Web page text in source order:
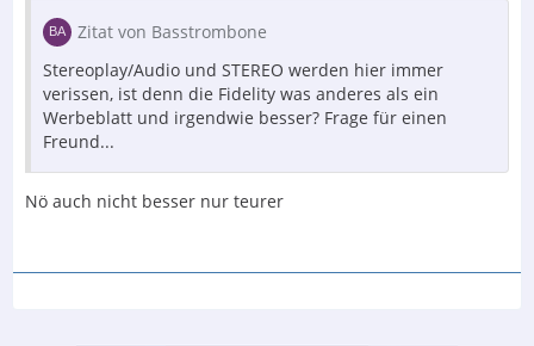
Zitat von Basstrombone
Stereoplay/Audio und STEREO werden hier immer
verissen, ist denn die Fidelity was anderes als ein
Werbeblatt und irgendwie besser? Frage für einen
Freund...
Nö auch nicht besser nur teurer